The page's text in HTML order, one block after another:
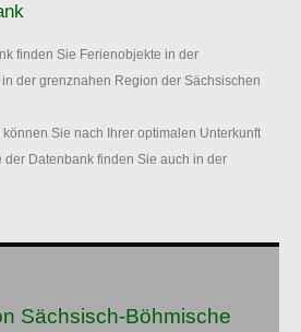
finden Sie Ferienobjekte in der
der grenznahen Region der Sächsischen
Sie nach Ihrer optimalen Unterkunft
der Datenbank finden Sie auch in der
Sächsisch-Böhmische